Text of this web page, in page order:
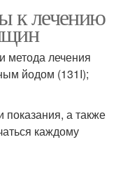
к лечению
метода лечения
йодом (131I);
показания, а также
каждому